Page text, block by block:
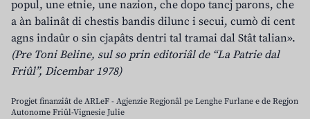
popul, une etnie, une nazion, che dopo tancj parons, che
a àn balinât di chestis bandis dilunc i secui, cumò di cent
agns indaûr o sin cjapâts dentri tal tramai dal Stât talian».
(Pre Toni Beline, sul so prin editoriâl de “La Patrie dal
Friûl”, Dicembar 1978)
Progjet finanziât de ARLeF - Agjenzie Regjonâl pe Lenghe Furlane e de Regjon
Autonome Friûl-Vignesie Julie